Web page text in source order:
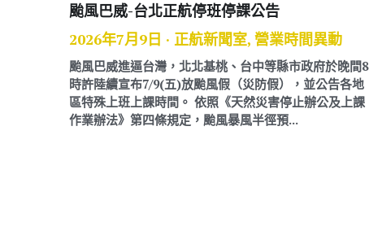
颱風巴威-台北正航停班停課公告
2026年7月9日 · 正航新聞室, 營業時間異動
颱風巴威進逼台灣，北北基桃、台中等縣市政府於晚間8
時許陸續宣布7/9(五)放颱風假（災防假），並公告各地
區特殊上班上課時間。 依照《天然災害停止辦公及上課
作業辦法》第四條規定，颱風暴風半徑預...